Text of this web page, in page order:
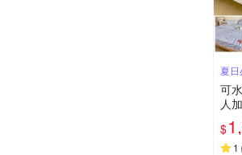
夏
可
人
床
感
$
1 (